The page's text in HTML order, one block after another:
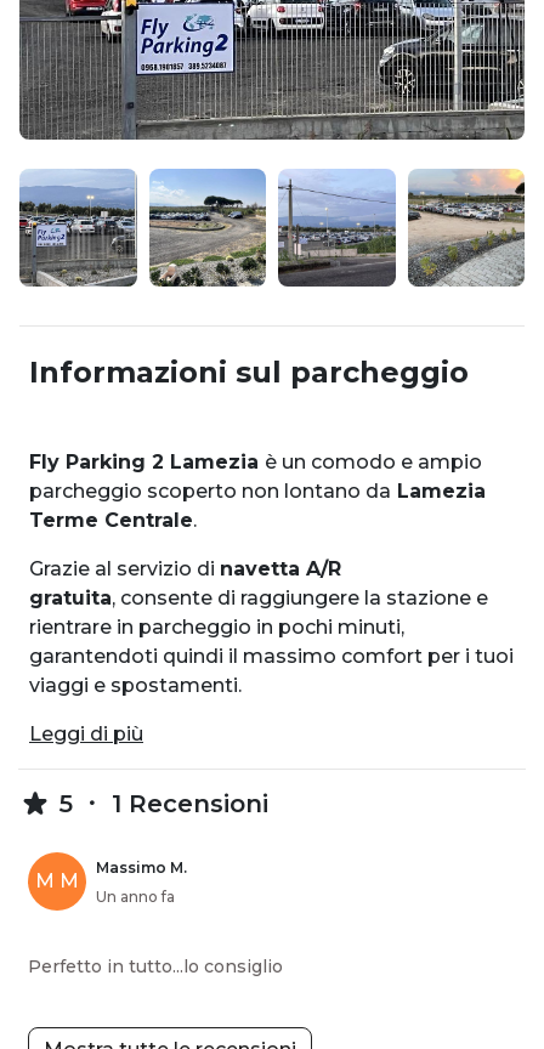
Informazioni sul parcheggio
Fly Parking 2 Lamezia è un comodo e ampio
parcheggio scoperto non lontano da Lamezia
Terme Centrale.
Grazie al servizio di navetta A/R
gratuita, consente di raggiungere la stazione e
rientrare in parcheggio in pochi minuti,
garantendoti quindi il massimo comfort per i tuoi
viaggi e spostamenti.
Leggi di più
5 1 Recensioni
M M
Massimo M.
Un anno fa
Perfetto in tutto...lo consiglio